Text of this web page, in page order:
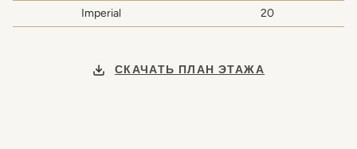
Imperial
20
СКАЧАТЬ ПЛАН ЭТАЖА